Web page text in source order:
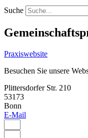
Suche
Praxiswebsite
Besuchen Sie unsere
Plittersdorfer Str. 210
53173
Bonn
E-Mail